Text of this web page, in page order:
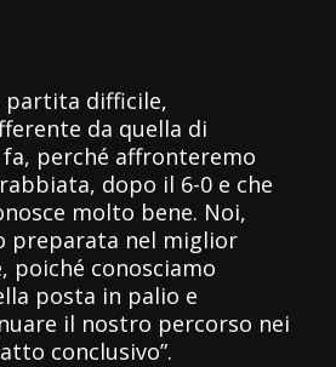
partita difficile,
da quella di
perché affronteremo
dopo il 6-0 e che
molto bene. Noi,
preparata nel miglior
poiché conosciamo
posta in palio e
il nostro percorso nei
conclusivo”.